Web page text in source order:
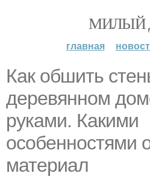
МИЛЫЙ
главная
Как обшить
деревянном
руками. Какими
особенностями
материал